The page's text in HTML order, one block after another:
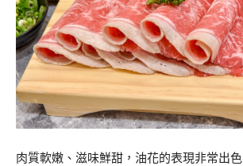
肉質軟嫩、滋味鮮甜，油花的表現非常出色